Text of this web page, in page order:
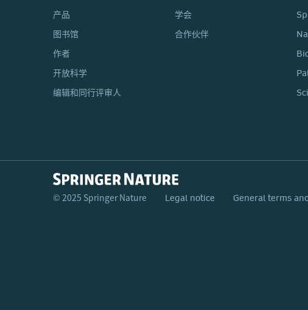
产品
图书馆
作者
开放科学
编辑和同行评审人
学会
合作伙伴
© 2025 Springer Nature Legal notice General terms